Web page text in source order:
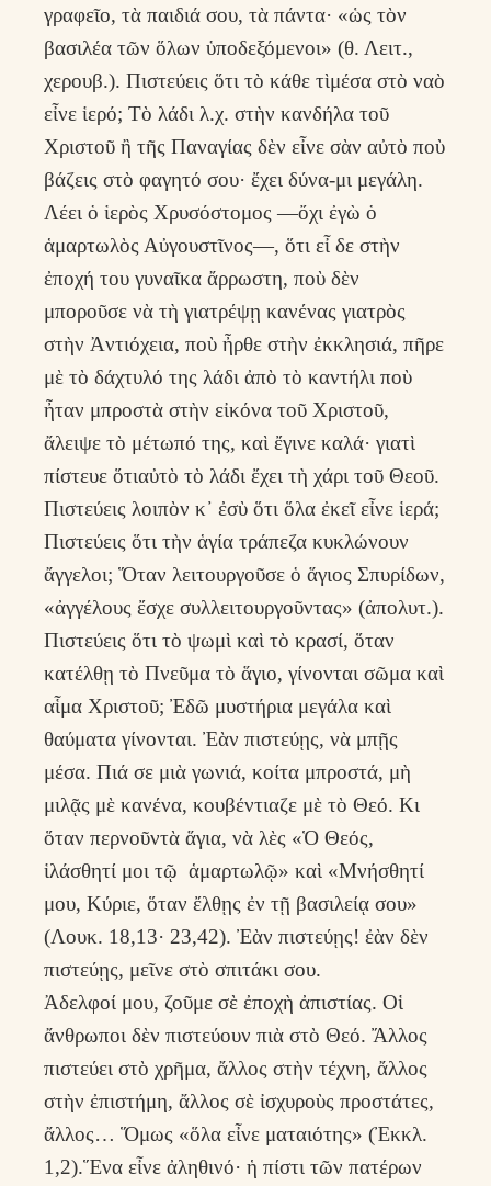
γραφεῖο, τὰ παιδιά σου, τὰ πάντα· «ὡς τὸν
βασιλέα τῶν ὅλων ὑποδεξόμενοι» (θ. Λειτ.,
χερουβ.). Πιστεύεις ὅτι τὸ κάθε τὶμέσα στὸ ναὸ
εἶνε ἱερό; Τὸ λάδι λ.χ. στὴν κανδήλα τοῦ
Χριστοῦ ἢ τῆς Παναγίας δὲν εἶνε σὰν αὐτὸ ποὺ
βάζεις στὸ φαγητό σου· ἔχει δύνα-μι μεγάλη.
Λέει ὁ ἱερὸς Χρυσόστομος —ὄχι ἐγὼ ὁ
ἁμαρτωλὸς Αὐγουστῖνος—, ὅτι εἶ δε στὴν
ἐποχή του γυναῖκα ἄρρωστη, ποὺ δὲν
μποροῦσε νὰ τὴ γιατρέψῃ κανένας γιατρὸς
στὴν Ἀντιόχεια, ποὺ ἦρθε στὴν ἐκκλησιά, πῆρε
μὲ τὸ δάχτυλό της λάδι ἀπὸ τὸ καντήλι ποὺ
ἦταν μπροστὰ στὴν εἰκόνα τοῦ Χριστοῦ,
ἄλειψε τὸ μέτωπό της, καὶ ἔγινε καλά· γιατὶ
πίστευε ὅτιαὐτὸ τὸ λάδι ἔχει τὴ χάρι τοῦ Θεοῦ.
Πιστεύεις λοιπὸν κ᾽ ἐσὺ ὅτι ὅλα ἐκεῖ εἶνε ἱερά;
Πιστεύεις ὅτι τὴν ἁγία τράπεζα κυκλώνουν
ἄγγελοι; Ὅταν λειτουργοῦσε ὁ ἅγιος Σπυρίδων,
«ἀγγέλους ἔσχε συλλειτουργοῦντας» (ἀπολυτ.).
Πιστεύεις ὅτι τὸ ψωμὶ καὶ τὸ κρασί, ὅταν
κατέλθῃ τὸ Πνεῦμα τὸ ἅγιο, γίνονται σῶμα καὶ
αἷμα Χριστοῦ; Ἐδῶ μυστήρια μεγάλα καὶ
θαύματα γίνονται. Ἐὰν πιστεύῃς, νὰ μπῇς
μέσα. Πιά σε μιὰ γωνιά, κοίτα μπροστά, μὴ
μιλᾷς μὲ κανένα, κουβέντιαζε μὲ τὸ Θεό. Κι
ὅταν περνοῦντὰ ἅγια, νὰ λὲς «Ὁ Θεός,
ἱλάσθητί μοι τῷ ἁμαρτωλῷ» καὶ «Μνήσθητί
μου, Κύριε, ὅταν ἔλθῃς ἐν τῇ βασιλείᾳ σου»
(Λουκ. 18,13· 23,42). Ἐὰν πιστεύῃς! ἐὰν δὲν
πιστεύῃς, μεῖνε στὸ σπιτάκι σου.
Ἀδελφοί μου, ζοῦμε σὲ ἐποχὴ ἀπιστίας. Οἱ
ἄνθρωποι δὲν πιστεύουν πιὰ στὸ Θεό. Ἄλλος
πιστεύει στὸ χρῆμα, ἄλλος στὴν τέχνη, ἄλλος
στὴν ἐπιστήμη, ἄλλος σὲ ἰσχυροὺς προστάτες,
ἄλλος… Ὅμως «ὅλα εἶνε ματαιότης» (Ἐκκλ.
1,2).Ἕνα εἶνε ἀληθινό· ἡ πίστι τῶν πατέρων